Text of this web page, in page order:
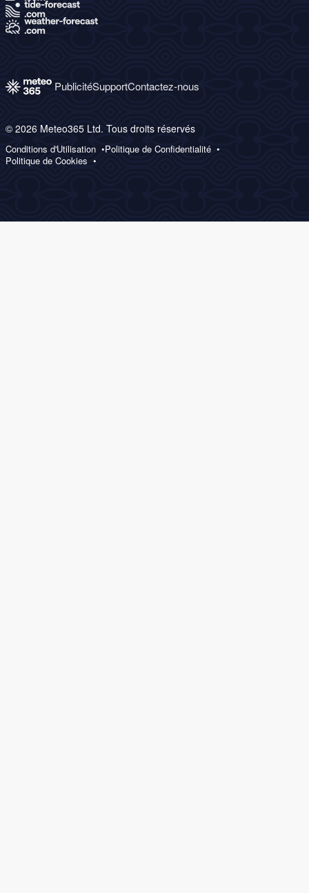
PublicitéSupportContactez-nous
© 2026 Meteo365 Ltd. Tous droits réservés
Conditions d'Utilisation
Politique de Confidentialité
Politique de Cookies